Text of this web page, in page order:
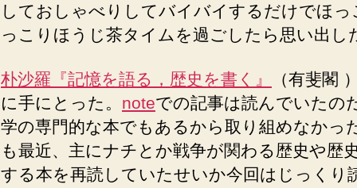
しておしゃべりしてバイバイするだけでほっ
っこりほうじ茶タイムを過ごしたら思い出し
朴沙羅『記憶を語る，歴史を書く』
（有斐閣
に手にとった。 noteでの記事は読んでいたの
学の専門的な本でもあるから取り組めなかっ
も最近、主にナチとか戦争が関わる歴史や歴
する本を再読していたせいか今回はじっくり